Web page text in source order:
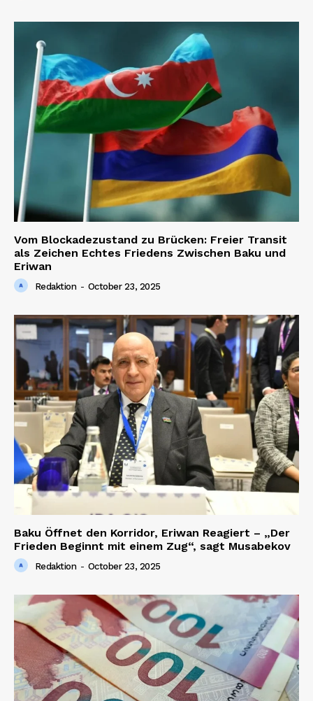
Vom Blockadezustand zu Brücken: Freier Transit
als Zeichen Echtes Friedens Zwischen Baku und
Eriwan
Redaktion - October 23, 2025
Baku Öffnet den Korridor, Eriwan Reagiert – „Der
Frieden Beginnt mit einem Zug“, sagt Musabekov
Redaktion - October 23, 2025